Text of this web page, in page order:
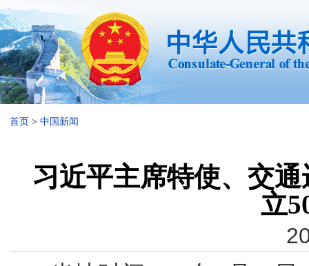
首页 > 中国新闻
习近平主席特使、交
立